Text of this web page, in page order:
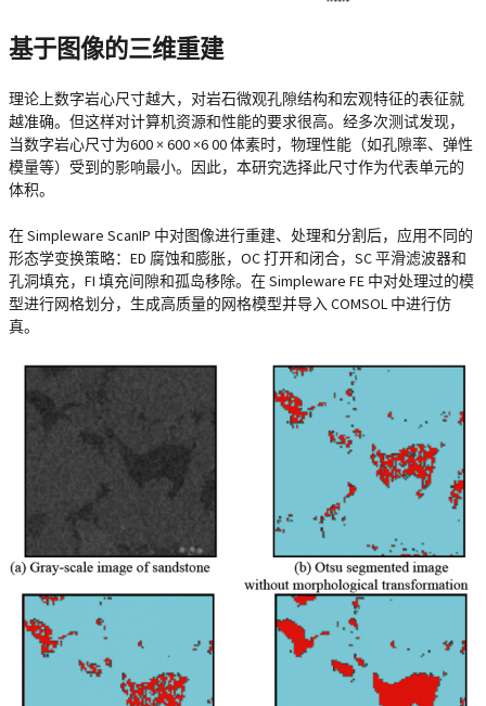
基于图像的三维重建
理论上数字岩心尺寸越大，对岩石微观孔隙结构和宏观特征的表征就
越准确。但这样对计算机资源和性能的要求很高。经多次测试发现，
当数字岩心尺寸为600 × 600 ×6 00 体素时，物理性能（如孔隙率、弹性
模量等）受到的影响最小。因此，本研究选择此尺寸作为代表单元的
体积。
在 Simpleware ScanIP 中对图像进行重建、处理和分割后，应用不同的
形态学变换策略：ED 腐蚀和膨胀，OC 打开和闭合，SC 平滑滤波器和
孔洞填充，FI 填充间隙和孤岛移除。在 Simpleware FE 中对处理过的模
型进行网格划分，生成高质量的网格模型并导入 COMSOL 中进行仿
真。